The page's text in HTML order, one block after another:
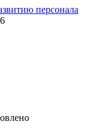
персонала